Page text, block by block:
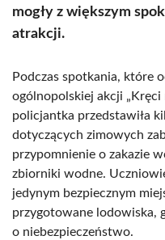
mogły z większym
atrakcji.
Podczas spotkania, które
ogólnopolskiej akcji „Kręci
policjantka przedstawiła
dotyczących zimowych
przypomnienie o zakazie
zbiorniki wodne.
jedynym bezpiecznym
przygotowane lodowiska,
o niebezpieczeństwo.